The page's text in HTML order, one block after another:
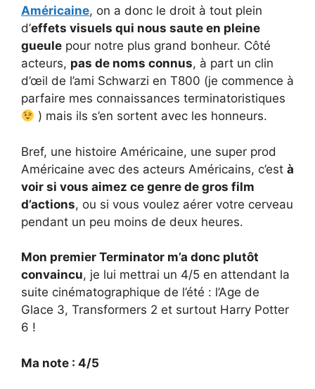
Américaine, on a donc le droit à tout plein
d’effets visuels qui nous saute en pleine
gueule pour notre plus grand bonheur. Côté
acteurs, pas de noms connus, à part un clin
d’œil de l’ami Schwarzi en T800 (je commence à
parfaire mes connaissances terminatoristiques
) mais ils s’en sortent avec les honneurs.
Bref, une histoire Américaine, une super prod
Américaine avec des acteurs Américains, c’est à
voir si vous aimez ce genre de gros film
d’actions, ou si vous voulez aérer votre cerveau
pendant un peu moins de deux heures.
Mon premier Terminator m’a donc plutôt
convaincu, je lui mettrai un 4/5 en attendant la
suite cinématographique de l’été : l’Age de
Glace 3, Transformers 2 et surtout Harry Potter
6 !
Ma note : 4/5